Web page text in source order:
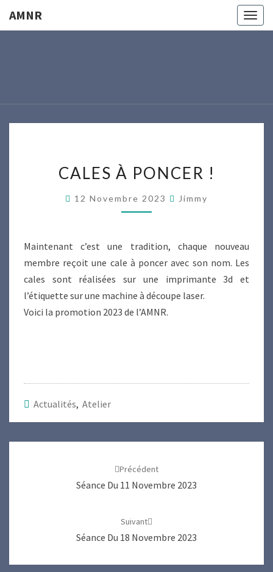
AMNR
À
!
CALES À PONCER !
12 Novembre 2023 Jimmy
Maintenant c’est une tradition, chaque nouveau
membre reçoit une cale à poncer avec son nom. Les
cales sont réalisées sur une imprimante 3d et
l’étiquette sur une machine à découpe laser.
Voici la promotion 2023 de l’AMNR.
Actualités, Atelier
Précédent
Séance Du 11 Novembre 2023
Suivant
Séance Du 18 Novembre 2023